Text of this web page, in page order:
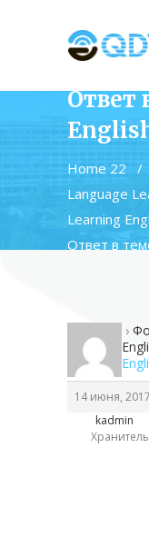
Ответ
Home 22 /
Language
Learning
Ответ в
›
Learning
Learning
14 июня,
kadmin
Хранитель